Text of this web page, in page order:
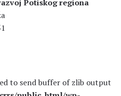
Potiskog regiona
to send buffer of zlib output